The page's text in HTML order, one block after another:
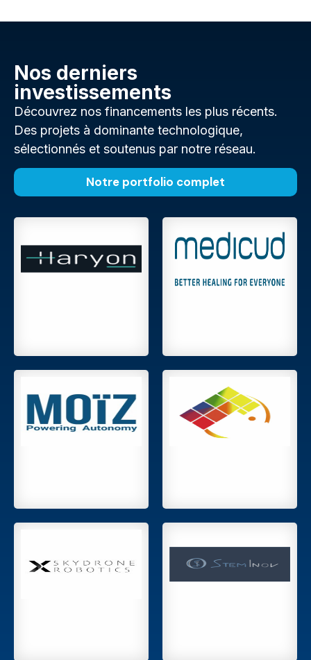
Nos derniers
investissements
Découvrez nos financements les plus récents.
Des projets à dominante technologique,
sélectionnés et soutenus par notre réseau.
Notre portfolio complet